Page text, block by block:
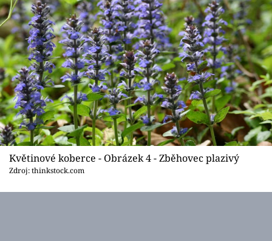
Květinové koberce - Obrázek 4 - Zběhovec plazivý
Zdroj: thinkstock.com